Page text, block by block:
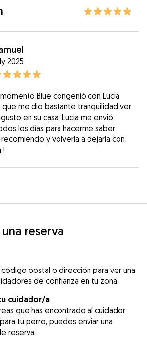
2025
Blue congenió con Lucia
me dio bastante tranquilidad ver
en su casa. Lucia me envió
los días para hacerme saber
y volvería a dejarla con
!
reserva
código postal o dirección para ver una
de confianza en tu zona.
cuidador/a
que has encontrado al cuidador
tu perro, puedes enviar una
reserva.